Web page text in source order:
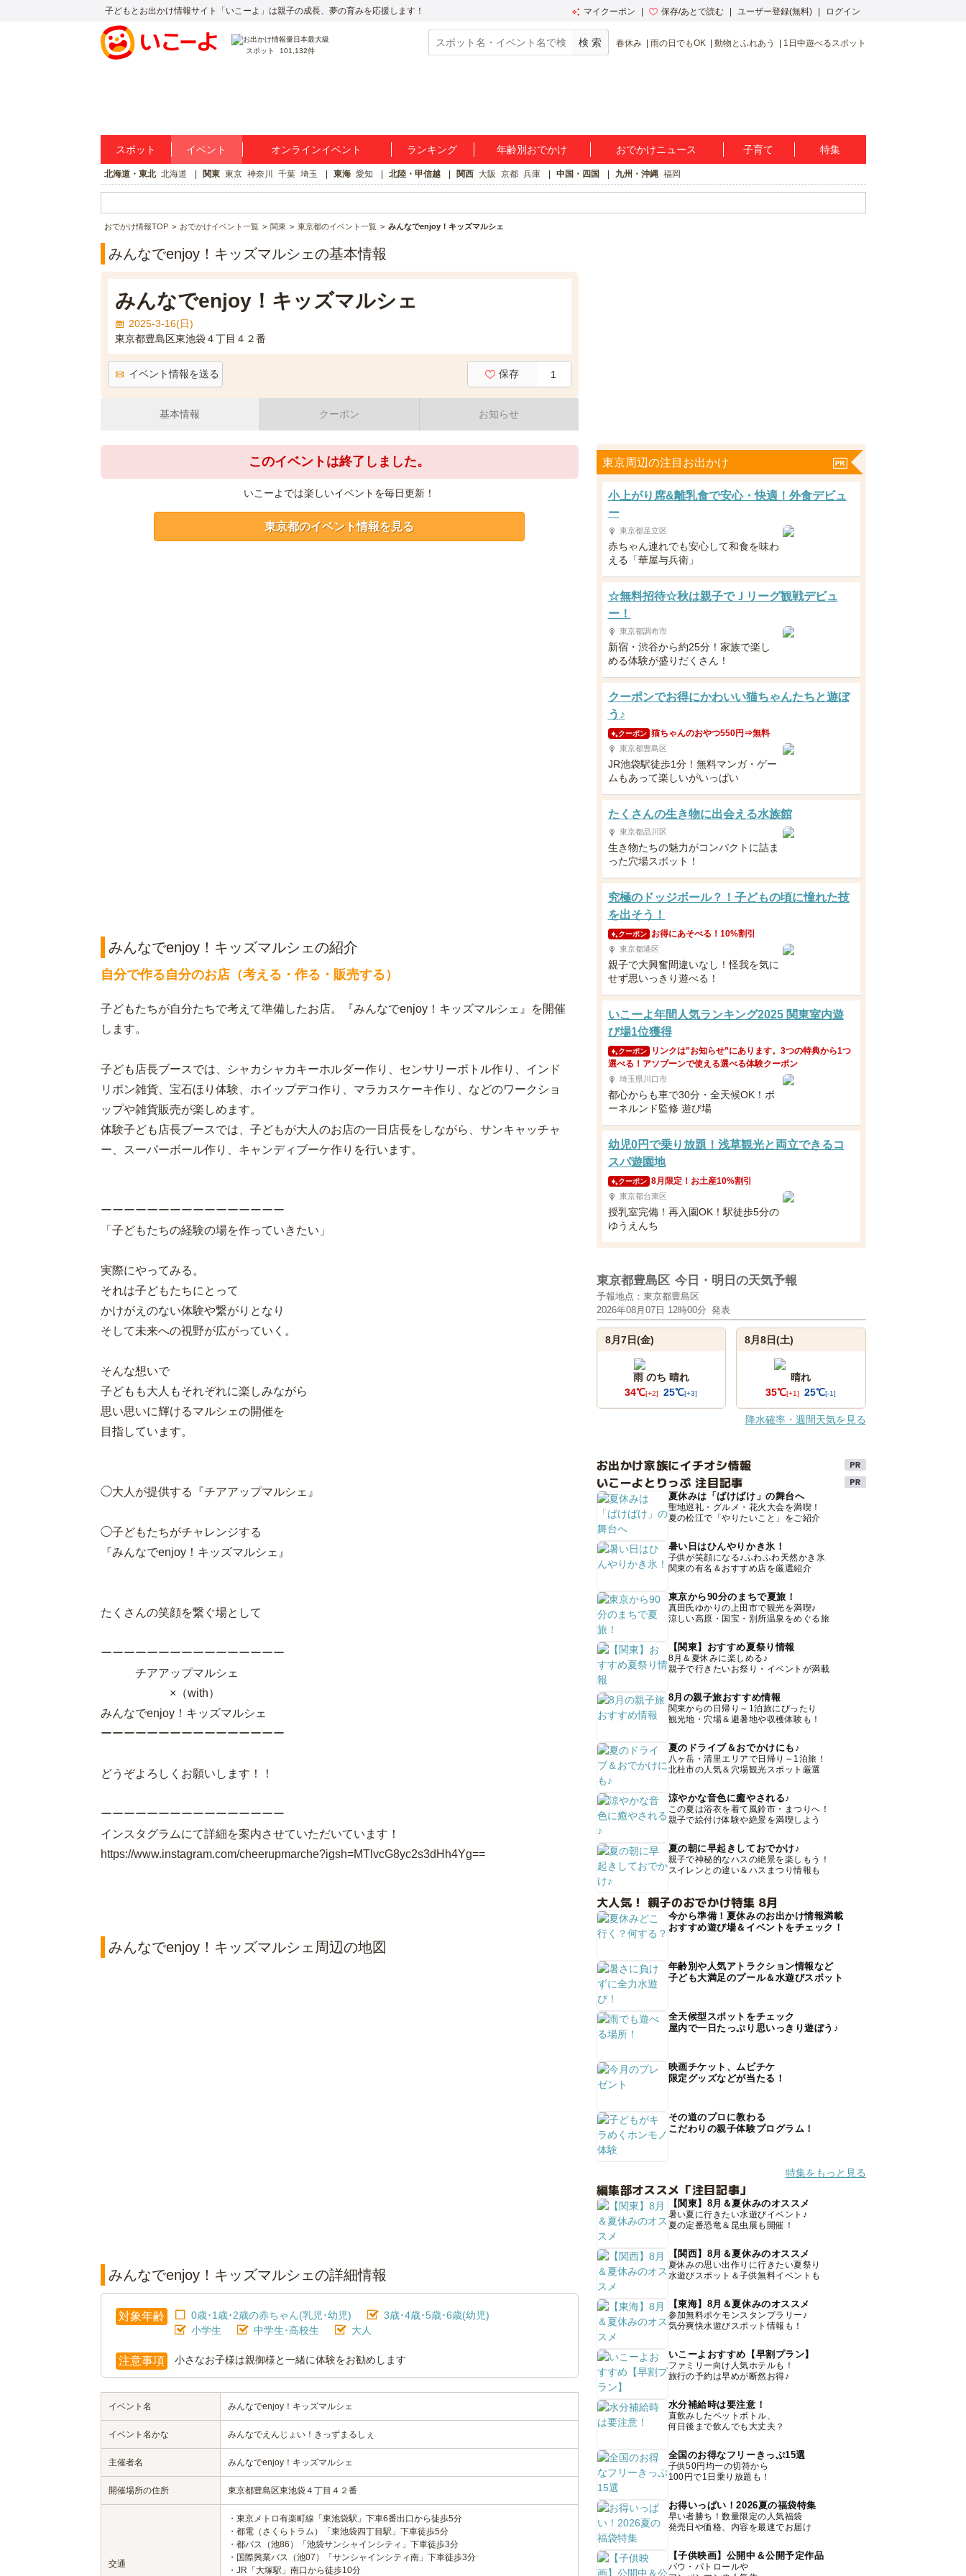
子どもとお出かけ情報サイト「いこーよ」は親子の成長、夢の育みを応援します！ マイクーポン 保存/あとで読む ユーザー登録(無料) ログイン
スポット 101,132件
春休み 雨の日でもOK 動物とふれあう 1日中遊べるスポット
スポット イベント オンラインイベント ランキング 年齢別おでかけ おでかけニュース 子育て 特集
北海道・東北 北海道 関東 東京 神奈川 千葉 埼玉 東海 愛知 北陸・甲信越 関西 大阪 京都 兵庫 中国・四国 九州・沖縄 福岡
おでかけ情報TOP おでかけイベント一覧 関東 東京都のイベント一覧 みんなでenjoy！キッズマルシェ
みんなでenjoy！キッズマルシェの基本情報
みんなでenjoy！キッズマルシェ
2025-3-16(日)
東京都豊島区東池袋４丁目４２番
イベント情報を送る 保存 1
基本情報 クーポン お知らせ
このイベントは終了しました。
いこーよでは楽しいイベントを毎日更新！
東京都のイベント情報を見る
みんなでenjoy！キッズマルシェの紹介
自分で作る自分のお店（考える・作る・販売する）
子どもたちが自分たちで考えて準備したお店。『みんなでenjoy！キッズマルシェ』を開催
します。
子ども店長ブースでは、シャカシャカキーホルダー作り、センサリーボトル作り、インド
リボン雑貨、宝石ほり体験、ホイップデコ作り、マラカスケーキ作り、などのワークショ
ップや雑貨販売が楽しめます。
体験子ども店長ブースでは、子どもが大人のお店の一日店長をしながら、サンキャッチャ
ー、スーパーボール作り、キャンディブーケ作りを行います。
ーーーーーーーーーーーーーーーー
「子どもたちの経験の場を作っていきたい」
実際にやってみる。
それは子どもたちにとって
かけがえのない体験や繋がりとなり
そして未来への視野が広がっていく。
そんな想いで
子どもも大人もそれぞれに楽しみながら
思い思いに輝けるマルシェの開催を
目指しています。
◯大人が提供する『チアアップマルシェ』
◯子どもたちがチャレンジする
『みんなでenjoy！キッズマルシェ』
たくさんの笑顔を繋ぐ場として
ーーーーーーーーーーーーーーーー
チアアップマルシェ
×（with）
みんなでenjoy！キッズマルシェ
ーーーーーーーーーーーーーーーー
どうぞよろしくお願いします！！
ーーーーーーーーーーーーーーーー
インスタグラム⁡にて詳細を案内させていただいています！
https://www.instagram.com/cheerupmarche?igsh=MTlvcG8yc2s3dHh4Yg==
みんなでenjoy！キッズマルシェ周辺の地図
みんなでenjoy！キッズマルシェの詳細情報
対象年齢 0歳･1歳･2歳の赤ちゃん(乳児･幼児)
3歳･4歳･5歳･6歳(幼児)
小学生
中学生･高校生 大人
注意事項 小さなお子様は親御様と一緒に体験をお勧めします
イベント名 みんなでenjoy！キッズマルシェ
イベント名かな みんなでえんじょい！きっずまるしぇ
主催者名 みんなでenjoy！キッズマルシェ
開催場所の住所 東京都豊島区東池袋４丁目４２番
交通
・東京メトロ有楽町線「東池袋駅」下車6番出口から徒歩5分
・都電（さくらトラム）「東池袋四丁目駅」下車徒歩5分
・都バス（池86）「池袋サンシャインシティ」下車徒歩3分
・国際興業バス（池07）「サンシャインシティ南」下車徒歩3分
・JR「大塚駅」南口から徒歩10分
東京周辺の注目お出かけ
小上がり席&離乳食で安心・快適！外食デビュ
ー
東京都足立区
赤ちゃん連れでも安心して和食を味わ
える「華屋与兵衛」
☆無料招待☆秋は親子でＪリーグ観戦デビュ
ー！
東京都調布市
新宿・渋谷から約25分！家族で楽し
める体験が盛りだくさん！
クーポンでお得にかわいい猫ちゃんたちと遊ぼ
う♪
クーポン 猫ちゃんのおやつ550円⇒無料
東京都豊島区
JR池袋駅徒歩1分！無料マンガ・ゲー
ムもあって楽しいがいっぱい
たくさんの生き物に出会える水族館
東京都品川区
生き物たちの魅力がコンパクトに詰ま
った穴場スポット！
究極のドッジボール？！子どもの頃に憧れた技
を出そう！
クーポン お得にあそべる！10%割引
東京都港区
親子で大興奮間違いなし！怪我を気に
せず思いっきり遊べる！
いこーよ年間人気ランキング2025 関東室内遊
び場1位獲得
クーポン
リンクは”お知らせ”にあります。3つの特典から1つ
選べる！アソブーンで使える選べる体験クーポン
埼玉県川口市
都心からも車で30分・全天候OK！ボ
ーネルンド監修 遊び場
幼児0円で乗り放題！浅草観光と両立できるコ
スパ遊園地
クーポン 8月限定！お土産10%割引
東京都台東区
授乳室完備！再入園OK！駅徒歩5分の
ゆうえんち
東京都豊島区 今日・明日の天気予報
予報地点：東京都豊島区
2026年08月07日 12時00分 発表
8月7日(金)
雨 のち 晴れ
34℃[+2] 25℃[+3]
8月8日(土)
晴れ
35℃[+1] 25℃[-1]
降水確率・週間天気を見る
お出かけ家族にイチオシ情報
いこーよとりっぷ 注目記事
夏休みは「ばけばけ」の舞台へ
聖地巡礼・グルメ・花火大会を満喫！
夏の松江で「やりたいこと」をご紹介
暑い日はひんやりかき氷！
子供が笑顔になる♪ふわふわ天然かき氷
関東の有名＆おすすめ店を厳選紹介
東京から90分のまちで夏旅！
真田氏ゆかりの上田市で観光を満喫♪
涼しい高原・国宝・別所温泉をめぐる旅
【関東】おすすめ夏祭り情報
8月＆夏休みに楽しめる♪
親子で行きたいお祭り・イベントが満載
8月の親子旅おすすめ情報
関東からの日帰り～1泊旅にぴったり
観光地・穴場＆避暑地や収穫体験も！
夏のドライブ＆おでかけにも♪
八ヶ岳・清里エリアで日帰り～1泊旅！
北杜市の人気＆穴場観光スポット厳選
涼やかな音色に癒やされる♪
この夏は浴衣を着て風鈴市・まつりへ！
親子で絵付け体験や絶景を満喫しよう
夏の朝に早起きしておでかけ♪
親子で神秘的なハスの絶景を楽しもう！
スイレンとの違い＆ハスまつり情報も
大人気！ 親子のおでかけ特集 8月
今から準備！夏休みのお出かけ情報満載
おすすめ遊び場＆イベントをチェック！
年齢別や人気アトラクション情報など
子ども大満足のプール＆水遊びスポット
全天候型スポットをチェック
屋内で一日たっぷり思いっきり遊ぼう♪
映画チケット、ムビチケ
限定グッズなどが当たる！
その道のプロに教わる
こだわりの親子体験プログラム！
特集をもっと見る
編集部オススメ「注目記事」
【関東】8月＆夏休みのオススメ
暑い夏に行きたい水遊びイベント♪
夏の定番恐竜＆昆虫展も開催！
【関西】8月＆夏休みのオススメ
夏休みの思い出作りに行きたい夏祭り
水遊びスポット＆子供無料イベントも
【東海】8月＆夏休みのオススメ
参加無料ポケモンスタンプラリー♪
気分爽快水遊びスポット情報も！
いこーよおすすめ【早割プラン】
ファミリー向け人気ホテルも！
旅行の予約は早めが断然お得♪
水分補給時は要注意！
直飲みしたペットボトル、
何日後まで飲んでも大丈夫？
全国のお得なフリーきっぷ15選
子供50円均一の切符から
100円で1日乗り放題も！
お得いっぱい！2026夏の福袋特集
早い者勝ち！数量限定の人気福袋
発売日や価格、内容を最速でお届け
【子供映画】公開中＆公開予定作品
パウ・パトロールや